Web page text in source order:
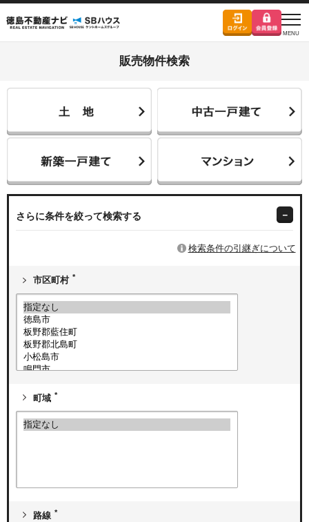
販売物件検索
さらに条件を絞って検索する
検索条件の引継ぎについて
市区町村 *
町域 *
路線 *